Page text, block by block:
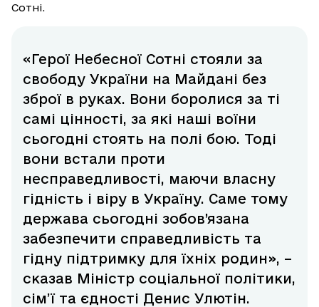
Сотні.
«Герої Небесної Сотні стояли за
свободу України на Майдані без
зброї в руках. Вони боролися за ті
самі цінності, за які наші воїни
сьогодні стоять на полі бою. Тоді
вони встали проти
несправедливості, маючи власну
гідність і віру в Україну. Саме тому
держава сьогодні зобов’язана
забезпечити справедливість та
гідну підтримку для їхніх родин», –
сказав Міністр соціальної політики,
сім’ї та єдності Денис Улютін.